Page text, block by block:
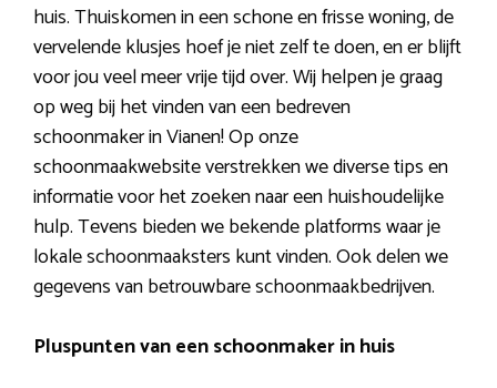
huis. Thuiskomen in een schone en frisse woning, de
vervelende klusjes hoef je niet zelf te doen, en er blijft
voor jou veel meer vrije tijd over. Wij helpen je graag
op weg bij het vinden van een bedreven
schoonmaker in Vianen! Op onze
schoonmaakwebsite verstrekken we diverse tips en
informatie voor het zoeken naar een huishoudelijke
hulp. Tevens bieden we bekende platforms waar je
lokale schoonmaaksters kunt vinden. Ook delen we
gegevens van betrouwbare schoonmaakbedrijven.
Pluspunten van een schoonmaker in huis